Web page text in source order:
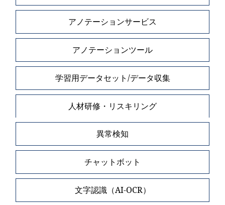
アノテーションサービス
アノテーションツール
学習用データセット/データ収集
人材研修・リスキリング
異常検知
チャットボット
文字認識（AI-OCR）